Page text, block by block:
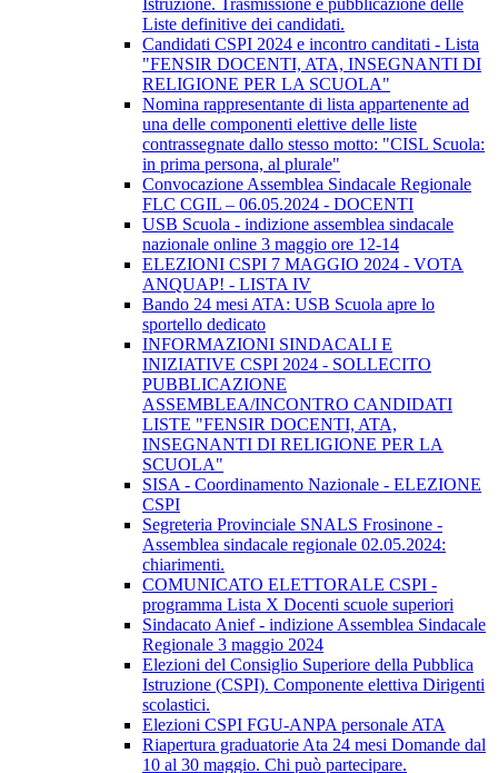
Istruzione. Trasmissione e pubblicazione delle
Liste definitive dei candidati.
Candidati CSPI 2024 e incontro canditati - Lista
"FENSIR DOCENTI, ATA, INSEGNANTI DI
RELIGIONE PER LA SCUOLA"
Nomina rappresentante di lista appartenente ad
una delle componenti elettive delle liste
contrassegnate dallo stesso motto: "CISL Scuola:
in prima persona, al plurale"
Convocazione Assemblea Sindacale Regionale
FLC CGIL – 06.05.2024 - DOCENTI
USB Scuola - indizione assemblea sindacale
nazionale online 3 maggio ore 12-14
ELEZIONI CSPI 7 MAGGIO 2024 - VOTA
ANQUAP! - LISTA IV
Bando 24 mesi ATA: USB Scuola apre lo
sportello dedicato
INFORMAZIONI SINDACALI E
INIZIATIVE CSPI 2024 - SOLLECITO
PUBBLICAZIONE
ASSEMBLEA/INCONTRO CANDIDATI
LISTE "FENSIR DOCENTI, ATA,
INSEGNANTI DI RELIGIONE PER LA
SCUOLA"
SISA - Coordinamento Nazionale - ELEZIONE
CSPI
Segreteria Provinciale SNALS Frosinone -
Assemblea sindacale regionale 02.05.2024:
chiarimenti.
COMUNICATO ELETTORALE CSPI -
programma Lista X Docenti scuole superiori
Sindacato Anief - indizione Assemblea Sindacale
Regionale 3 maggio 2024
Elezioni del Consiglio Superiore della Pubblica
Istruzione (CSPI). Componente elettiva Dirigenti
scolastici.
Elezioni CSPI FGU-ANPA personale ATA
Riapertura graduatorie Ata 24 mesi Domande dal
10 al 30 maggio. Chi può partecipare.